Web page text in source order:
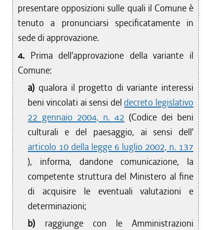
presentare opposizioni sulle quali il Comune è
tenuto a pronunciarsi specificatamente in
sede di approvazione.
4. Prima dell'approvazione della variante il
Comune:
a) qualora il progetto di variante interessi
beni vincolati ai sensi del decreto legislativo
22 gennaio 2004, n. 42 (Codice dei beni
culturali e del paesaggio, ai sensi dell'
articolo 10 della legge 6 luglio 2002, n. 137
), informa, dandone comunicazione, la
competente struttura del Ministero al fine
di acquisire le eventuali valutazioni e
determinazioni;
b) raggiunge con le Amministrazioni